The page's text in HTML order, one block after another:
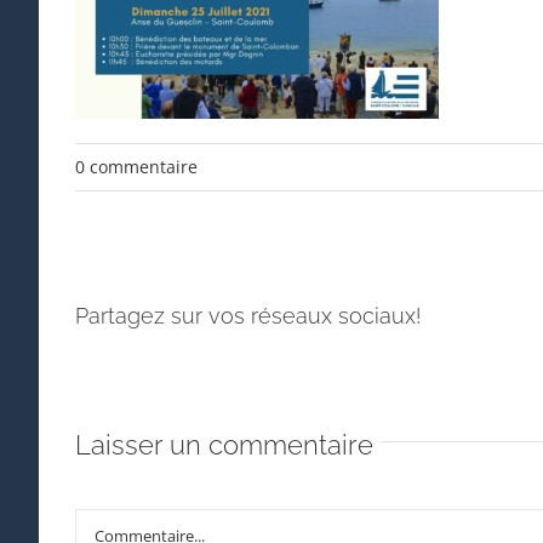
0 commentaire
Partagez sur vos réseaux sociaux!
Laisser un commentaire
Commentaire